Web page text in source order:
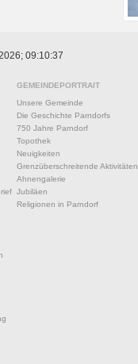
09:10:37
GEMEINDEPORTRAIT
Unsere Gemeinde
Die Geschichte Parndorfs
750 Jahre Parndorf
Topothek
Neuigkeiten
Grenzüberschreitende Aktivitäten
Ahnengalerie
Jubiläen
Religionen in Parndorf